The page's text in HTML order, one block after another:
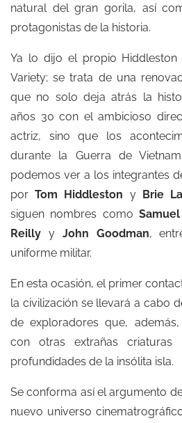
natural del gran gorila, así
protagonistas de la historia.
Ya lo dijo el propio Hiddleston
Variety; se trata de una
que no solo deja atrás la
años 30 con el ambicioso
actriz, sino que los
durante la Guerra de
podemos ver a los integrantes
porTom Hiddleston y Brie
siguen nombres como
Reilly y John Goodman,
uniforme militar.
En esta ocasión, el primer
la civilización se llevará a cabo
de exploradores que,
con otras extrañas
profundidades de la insólita isla.
Se conforma así el argumento
nuevo universo